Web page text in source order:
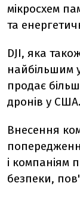
мікросхем
та
DJI, яка
найбільшим
продає
дронів у США.
Внесення
і компаніям
безпеки,